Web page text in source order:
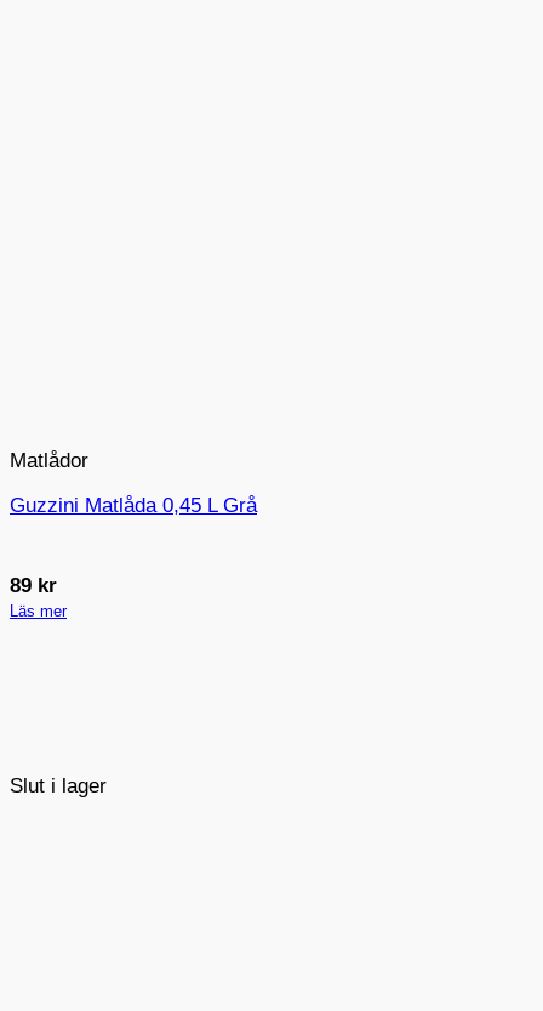
Slut i lager
Matlådor
Guzzini Matlåda 0,45 L Grå
89 kr
Läs mer